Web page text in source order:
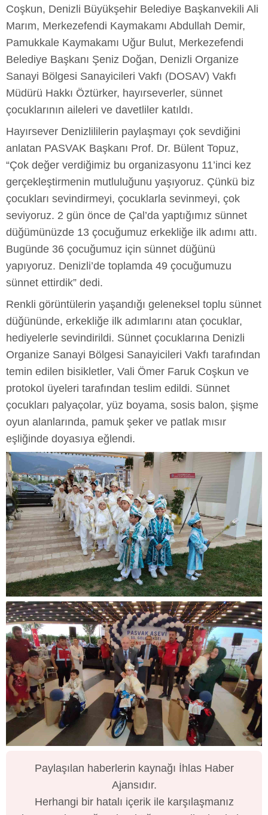
Coşkun, Denizli Büyükşehir Belediye Başkanvekili Ali
Marım, Merkezefendi Kaymakamı Abdullah Demir,
Pamukkale Kaymakamı Uğur Bulut, Merkezefendi
Belediye Başkanı Şeniz Doğan, Denizli Organize
Sanayi Bölgesi Sanayicileri Vakfı (DOSAV) Vakfı
Müdürü Hakkı Öztürker, hayırseverler, sünnet
çocuklarının aileleri ve davetliler katıldı.
Hayırsever Denizlililerin paylaşmayı çok sevdiğini
anlatan PASVAK Başkanı Prof. Dr. Bülent Topuz,
“Çok değer verdiğimiz bu organizasyonu 11’inci kez
gerçekleştirmenin mutluluğunu yaşıyoruz. Çünkü biz
çocukları sevindirmeyi, çocuklarla sevinmeyi, çok
seviyoruz. 2 gün önce de Çal’da yaptığımız sünnet
düğümünüzde 13 çocuğumuz erkekliğe ilk adımı attı.
Bugünde 36 çocuğumuz için sünnet düğünü
yapıyoruz. Denizli’de toplamda 49 çocuğumuzu
sünnet ettirdik” dedi.
Renkli görüntülerin yaşandığı geleneksel toplu sünnet
düğününde, erkekliğe ilk adımlarını atan çocuklar,
hediyelerle sevindirildi. Sünnet çocuklarına Denizli
Organize Sanayi Bölgesi Sanayicileri Vakfı tarafından
temin edilen bisikletler, Vali Ömer Faruk Coşkun ve
protokol üyeleri tarafından teslim edildi. Sünnet
çocukları palyaçolar, yüz boyama, sosis balon, şişme
oyun alanlarında, pamuk şeker ve patlak mısır
eşliğinde doyasıya eğlendi.
Paylaşılan haberlerin kaynağı İhlas Haber
Ajansıdır.
Herhangi bir hatalı içerik ile karşılaşmanız